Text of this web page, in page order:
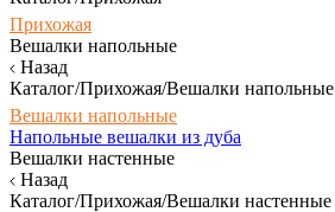
Прихожая
Вешалки напольные
Назад
Каталог/Прихожая/Вешалки напольные
Вешалки напольные
Напольные вешалки из дуба
Вешалки настенные
Назад
Каталог/Прихожая/Вешалки настенные